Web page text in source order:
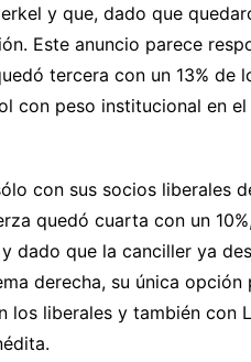
y que, dado que
Este anuncio parece
tercera con un 13% de
con peso institucional en
con sus socios liberales
quedó cuarta con un
dado que la canciller ya
derecha, su única opción
liberales y también con